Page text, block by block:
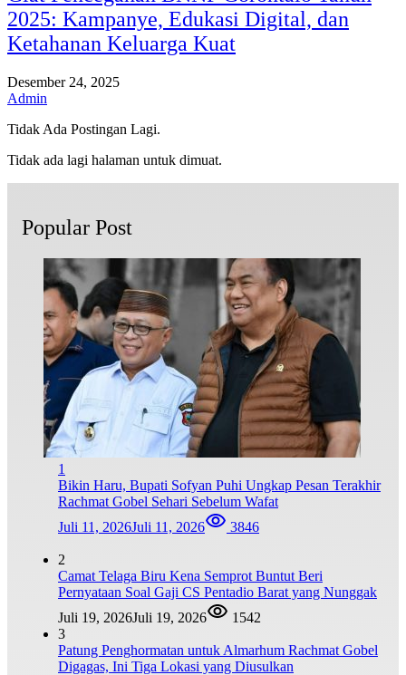
2025: Kampanye, Edukasi Digital, dan
Ketahanan Keluarga Kuat
Desember 24, 2025
Admin
Tidak Ada Postingan Lagi.
Tidak ada lagi halaman untuk dimuat.
Popular Post
1
Bikin Haru, Bupati Sofyan Puhi Ungkap Pesan Terakhir
Rachmat Gobel Sehari Sebelum Wafat
Juli 11, 2026Juli 11, 2026 3846
2
Camat Telaga Biru Kena Semprot Buntut Beri
Pernyataan Soal Gaji CS Pentadio Barat yang Nunggak
Juli 19, 2026Juli 19, 2026
1542
3
Patung Penghormatan untuk Almarhum Rachmat Gobel
Digagas, Ini Tiga Lokasi yang Diusulkan